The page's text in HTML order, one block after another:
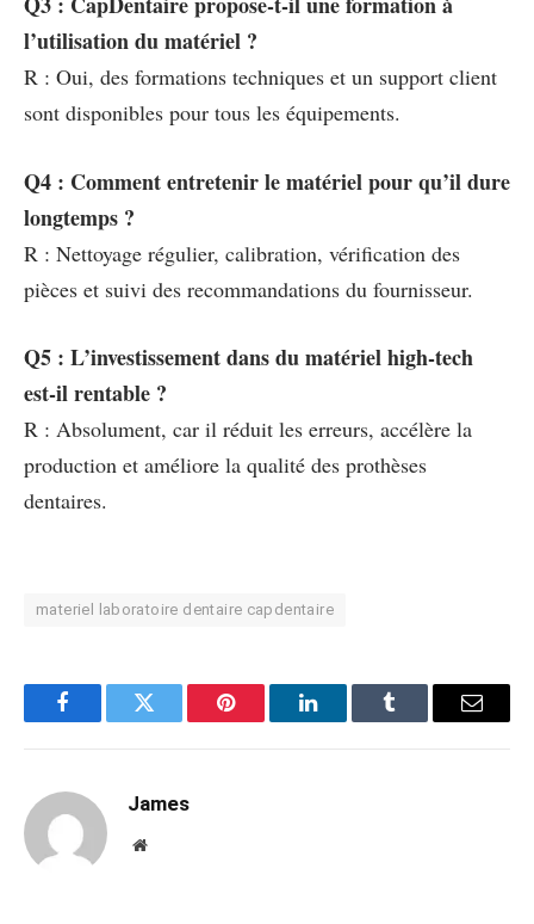
l’utilisation du matériel ?
R : Oui, des formations techniques et un support client
sont disponibles pour tous les équipements.
Q4 : Comment entretenir le matériel pour qu’il dure
longtemps ?
R : Nettoyage régulier, calibration, vérification des
pièces et suivi des recommandations du fournisseur.
Q5 : L’investissement dans du matériel high-tech
est-il rentable ?
R : Absolument, car il réduit les erreurs, accélère la
production et améliore la qualité des prothèses
dentaires.
materiel laboratoire dentaire capdentaire
FacebookTwitter Pinterest LinkedInTumblr Email
James
Website